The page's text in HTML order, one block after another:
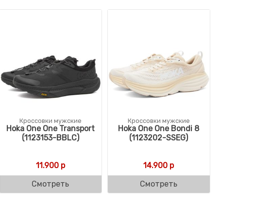
Кроссовки мужские
Hoka One One Transport
(1123153-BBLC)
11.900р
Смотреть
Кроссовки мужские
Hoka One One Bondi 8
(1123202-SSEG)
14.900 р
Смотреть